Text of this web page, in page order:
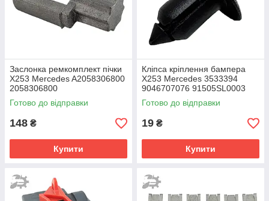
Заслонка ремкомплект пічки
X253 Mercedes A2058306800
2058306800
Готово до відправки
148 ₴
Купити
Кліпса кріплення бампера
X253 Mercedes 3533394
9046707076 91505SL0003
Готово до відправки
19 ₴
Купити